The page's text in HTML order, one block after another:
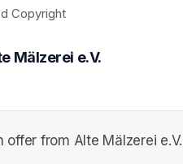
Copyright
Mälzerei e.V.
offer from Alte Mälzerei